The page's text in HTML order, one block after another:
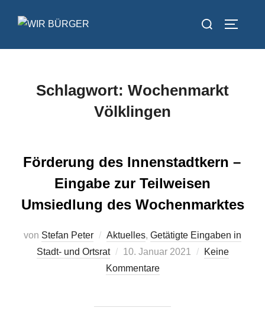
Inhalt
Suchen
Schlagwort: Wochenmarkt
Völklingen
Förderung des Innenstadtkern –
Eingabe zur Teilweisen
Umsiedlung des Wochenmarktes
von Stefan Peter Aktuelles, Getätigte Eingaben in
Stadt- und Ortsrat
Veröffentlicht
am
10. Januar 2021
Keine
Kommentare